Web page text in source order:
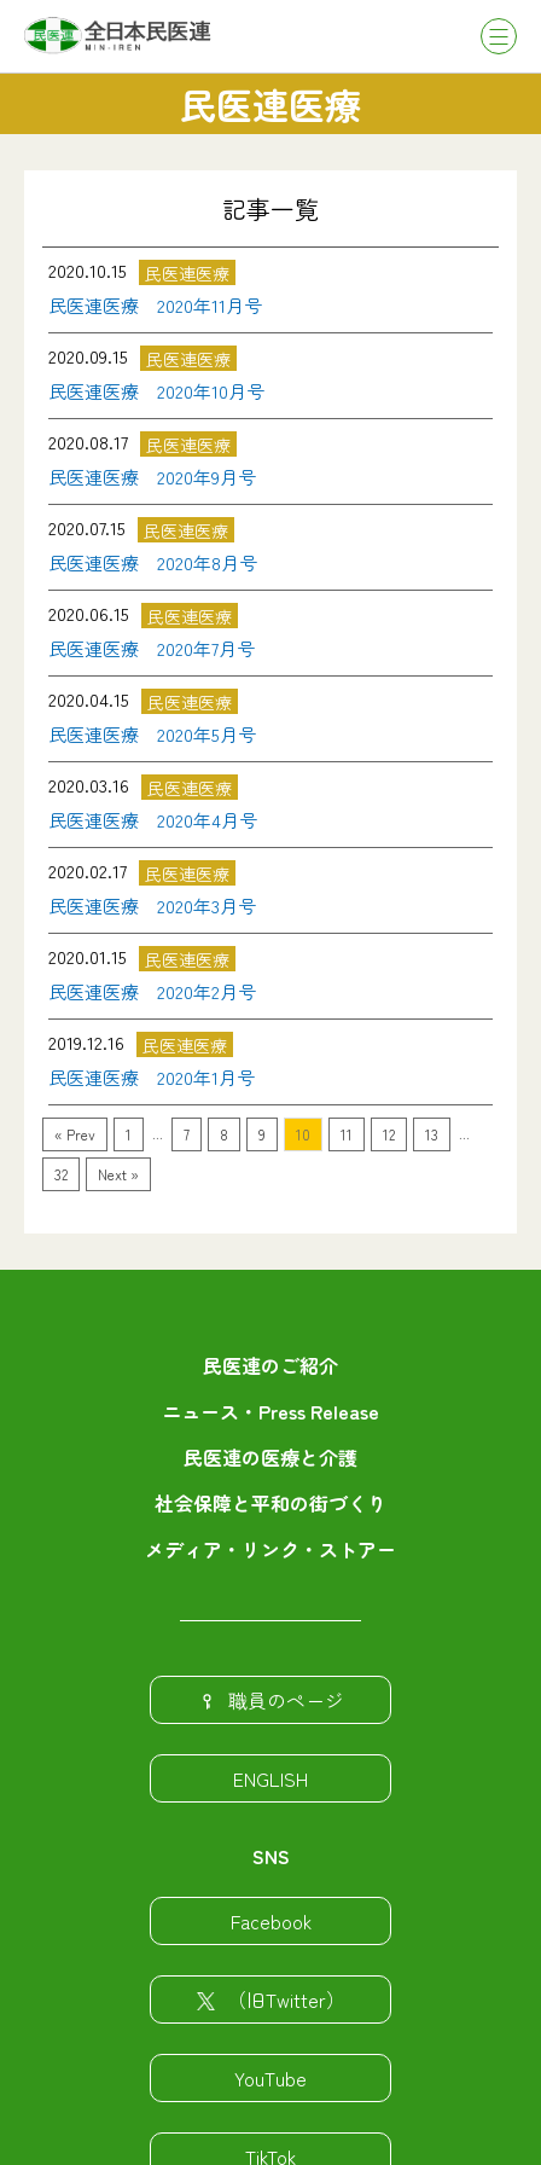
民医連医療
記事一覧
2020.10.15 民医連医療
民医連医療 2020年11月号
2020.09.15
民医連医療
民医連医療 2020年10月号
2020.08.17
民医連医療
民医連医療 2020年9月号
2020.07.15
民医連医療
民医連医療 2020年8月号
2020.06.15
民医連医療
民医連医療 2020年7月号
2020.04.15
民医連医療
民医連医療 2020年5月号
2020.03.16
民医連医療
民医連医療 2020年4月号
2020.02.17
民医連医療
民医連医療 2020年3月号
2020.01.15
民医連医療
民医連医療 2020年2月号
2019.12.16
民医連医療
民医連医療 2020年1月号
« Prev 1 7 8 9 10 11 12 13
32
Next »
民医連のご紹介
ニュース・Press Release
民医連の医療と介護
社会保障と平和の街づくり
メディア・リンク・ストアー
職員のページ
ENGLISH
SNS
Facebook
（旧Twitter）
YouTube
TikTok